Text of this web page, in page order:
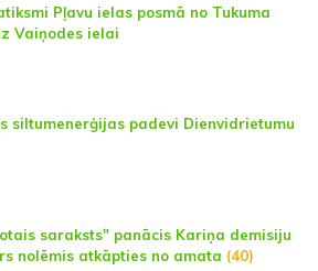
Pļavu ielas posmā no Tukuma
Vaiņodes ielai
siltumenerģijas padevi Dienvidrietumu
saraksts" panācis Kariņa demisiju
nolēmis atkāpties no amata (40)